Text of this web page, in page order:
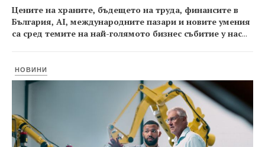
Цените на храните, бъдещето на труда, финансите в
България, AI, международните пазари и новите умения
са сред темите на най-голямото бизнес събитие у нас...
НОВИНИ